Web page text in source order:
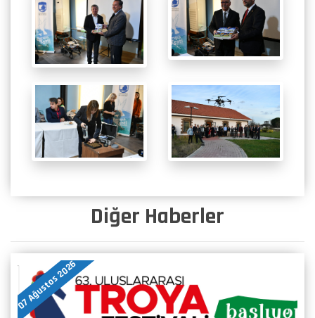
Diğer Haberler
07 Ağustos 2026